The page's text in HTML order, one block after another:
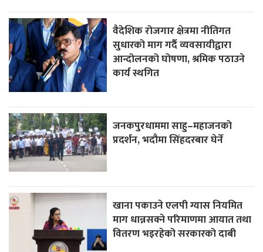
वैदेशिक रोजगार क्षेत्रमा नीतिगत
सुधारको माग गर्दै व्यवसायीद्वारा
आन्दोलनको घोषणा, श्रमिक पठाउने
कार्य स्थगित
जनकपुरधाममा साहु–महाजनको
प्रदर्शन, भदौमा सिंहदरबार घेर्ने
खाना पकाउने एलपी ग्यास नियमित
माग धान्नसक्ने परिमाणमा आयात तथा
वितरण भइरहेको सरकारको दाबी